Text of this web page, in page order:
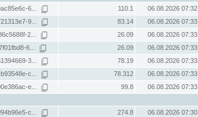
6... 110.1
06.08.2026 07:32
9... 83.14
06.08.2026 07:33
2... 26.09
06.08.2026 07:33
6... 26.09
06.08.2026 07:33
3... 78.19
06.08.2026 07:33
c... 78.312
06.08.2026 07:33
e... 99.8
06.08.2026 07:33
c... 274.8
06.08.2026 07:30